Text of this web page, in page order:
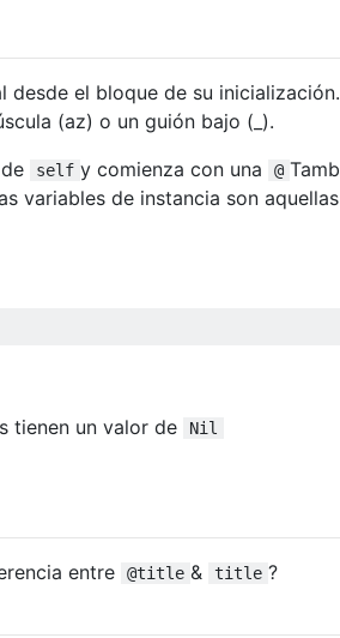
el bloque de su
(az) o un guión bajo (_).
self y comienza con una @
variables de instancia son
tienen un valor de
Nil
entre @title & title ?